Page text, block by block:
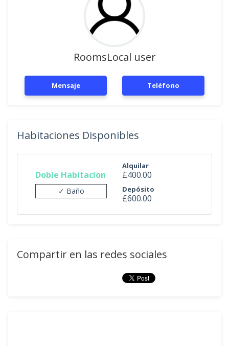
RoomsLocal user
Mensaje Teléfono
Habitaciones Disponibles
Doble Habitacion
✓ Baño
Alquilar
£400.00
Depósito
£600.00
Compartir en las redes sociales